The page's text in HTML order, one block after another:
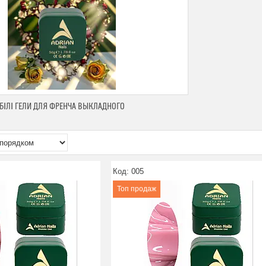
БІЛІ ГЕЛИ ДЛЯ ФРЕНЧА ВЫКЛАДНОГО
005
Топ продаж